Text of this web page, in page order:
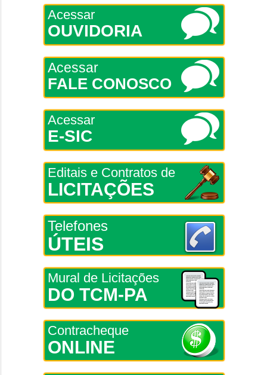
Acessar
OUVIDORIA
Acessar
FALE CONOSCO
Acessar
E-SIC
Editais e Contratos de
LICITAÇÕES
Telefones
ÚTEIS
Mural de Licitações
DO TCM-PA
Contracheque
ONLINE